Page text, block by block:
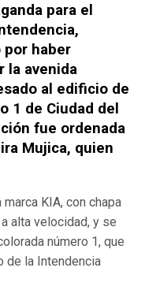
para el
por haber
la avenida
al edificio de
1 de Ciudad del
fue ordenada
Mujica, quien
KIA, con chapa
alta velocidad, y se
número 1, que
de la Intendencia